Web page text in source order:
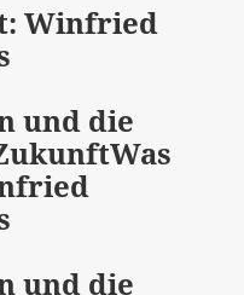
Winfried
und die
Was
und die